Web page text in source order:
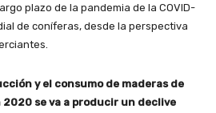
plazo de la pandemia de la COVID-
de coníferas, desde la perspectiva
y el consumo de maderas de
se va a producir un declive